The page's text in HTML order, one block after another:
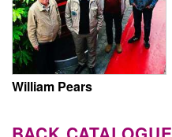
William Pears